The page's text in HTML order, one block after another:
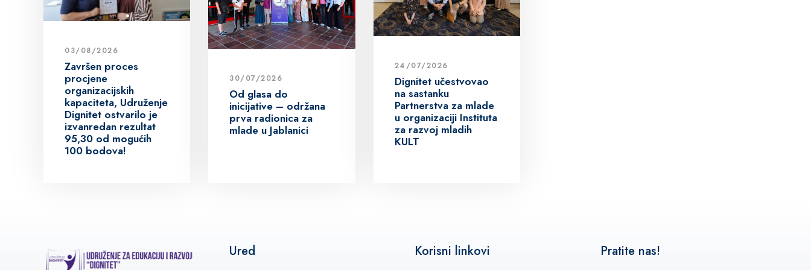
03/08/2026
Završen proces
procjene
organizacijskih
kapaciteta, Udruženje
Dignitet ostvarilo je
izvanredan rezultat
95,30 od mogućih
100 bodova!
30/07/2026
Od glasa do
inicijative – održana
prva radionica za
mlade u Jablanici
24/07/2026
Dignitet učestvovao
na sastanku
Partnerstva za mlade
u organizaciji Instituta
za razvoj mladih
KULT
Ured Korisni linkovi Pratite nas!